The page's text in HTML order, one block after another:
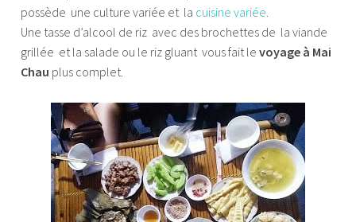
possède une culture variée et la cuisine variée.
Une tasse d’alcool de riz avec des brochettes de la viande
grillée et la salade ou le riz gluant vous fait levoyage à Mai
Chau plus complet.